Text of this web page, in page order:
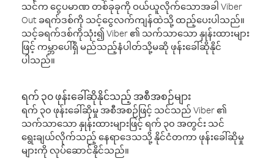
သင်က ငွေပမာဏ တစ်ခုခုကို ဝယ်ယူလိုက်သောအခါ Viber
Out ခရက်ဒစ်ကို သင့်ငွေလက်ကျန်ထဲသို့ ထည့်ပေးပါသည်။
သင့်ခရက်ဒစ်ကိုသုံး၍ Viber ၏ သက်သာသော နှုန်းထားများ
ဖြင့် ကမ္ဘာပေါ်ရှိ မည်သည့်နံပါတ်သို့မဆို ဖုန်းခေါ်ဆိုနိုင်
ပါသည်။
ရက် ၃၀ ဖုန်းခေါ်ဆိုနိုင်သည့် အစီအစဉ်များ
ရက် ၃၀ ဖုန်းခေါ်ဆိုမှု အစီအစဉ်ဖြင့် သင်သည် Viber ၏
သက်သာသော နှုန်းထားများဖြင့် ရက် ၃၀ အတွင်း သင်
ရွေးချယ်လိုက်သည့် နေရာဒေသသို့ နိုင်ငံတကာ ဖုန်းခေါ်ဆိုမှု
များကို လုပ်ဆောင်နိုင်သည်။